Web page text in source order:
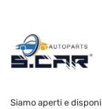
Siamo aperti e